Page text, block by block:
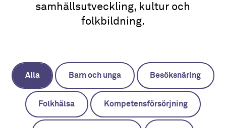
samhällsutveckling, kultur och
folkbildning.
Alla Barn och unga Besöksnäring
Folkhälsa Kompetensförsörjning